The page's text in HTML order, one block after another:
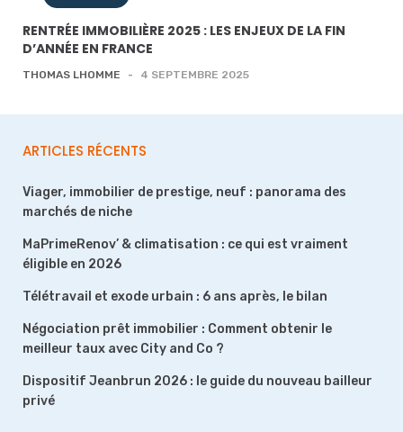
RENTRÉE IMMOBILIÈRE 2025 : LES ENJEUX DE LA FIN
D’ANNÉE EN FRANCE
THOMAS LHOMME - 4 SEPTEMBRE 2025
ARTICLES RÉCENTS
Viager, immobilier de prestige, neuf : panorama des
marchés de niche
MaPrimeRenov’ & climatisation : ce qui est vraiment
éligible en 2026
Télétravail et exode urbain : 6 ans après, le bilan
Négociation prêt immobilier : Comment obtenir le
meilleur taux avec City and Co ?
Dispositif Jeanbrun 2026 : le guide du nouveau bailleur
privé